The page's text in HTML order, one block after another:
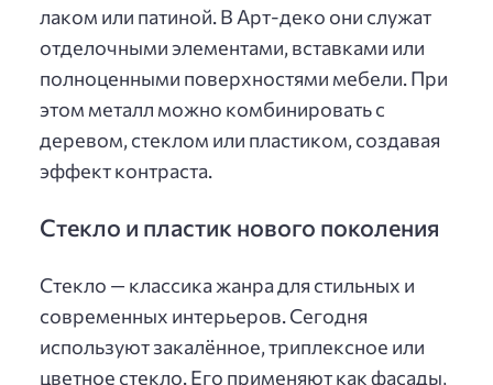
лаком или патиной. В Арт-деко они служат
отделочными элементами, вставками или
полноценными поверхностями мебели. При
этом металл можно комбинировать с
деревом, стеклом или пластиком, создавая
эффект контраста.
Стекло и пластик нового поколения
Стекло — классика жанра для стильных и
современных интерьеров. Сегодня
используют закалённое, триплексное или
цветное стекло. Его применяют как фасады,